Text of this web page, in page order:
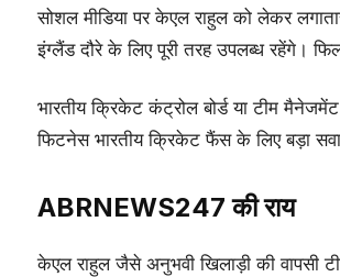
सोशल मीडिया पर केएल राहुल को लेकर
इंग्लैंड दौरे के लिए पूरी तरह उपलब्ध रहेंगे।
भारतीय क्रिकेट कंट्रोल बोर्ड या टीम
फिटनेस भारतीय क्रिकेट फैंस के लिए बड़ा
ABRNEWS247 की राय
केएल राहुल जैसे अनुभवी खिलाड़ी की वापसी